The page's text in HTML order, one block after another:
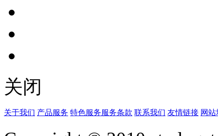
关闭
关于我们 产品服务 特色服务服务条款 联系我们 友情链接 网